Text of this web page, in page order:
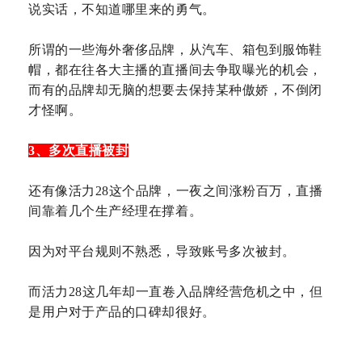
说实话，不知道哪里来的勇气。
所谓的一些海外奢侈品牌，从汽车、箱包到服饰鞋
帽，都在往各大主播的直播间去争取曝光的机会，
而有的品牌却无脑的想要去保持某种傲娇，不倒闭
才怪啊。
3、多次直播被封
还有像活力28这个品牌，一夜之间涨粉百万，直播
间靠着几个生产经理在撑着。
因为对平台规则不熟悉，导致账号多次被封。
而活力28这几年却一直卷入品牌经营危机之中，但
是用户对于产品的口碑却很好。